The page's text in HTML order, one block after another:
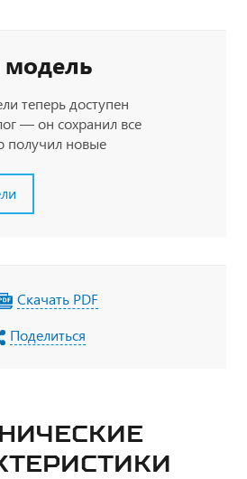
теперь доступен
— он сохранил все
получил новые
Скачать PDF
Поделиться